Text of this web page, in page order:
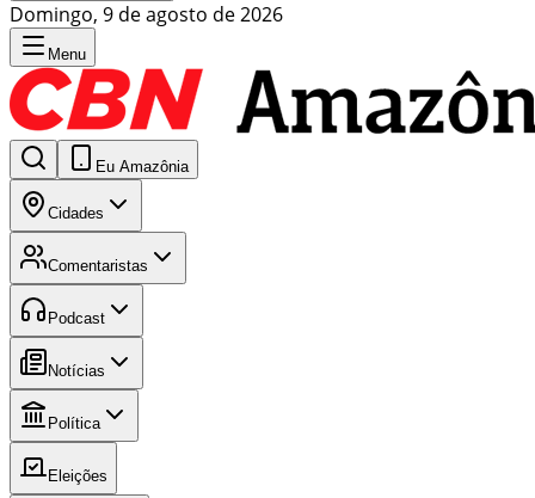
Domingo, 9 de agosto de 2026
Menu
Eu Amazônia
Cidades
Comentaristas
Podcast
Notícias
Política
Eleições